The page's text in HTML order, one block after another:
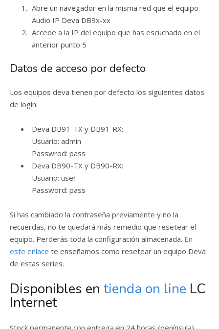
Abre un navegador en la misma red que el equipo
Audio IP Deva DB9x-xx
Accede a la IP del equipo que has escuchado en el
anterior punto 5
Datos de acceso por defecto
Los equipos deva tienen por defecto los siguientes datos
de login:
Deva DB91-TX y DB91-RX:
Usuario: admin
Passwrod: pass
Deva DB90-TX y DB90-RX:
Usuario: user
Password: pass
Si has cambiado la contraseña previamente y no la
recuerdas, no te quedará más remedio que resetear el
equipo. Perderás toda la configuración almacenada. En
este enlace te enseñamos como resetear un equipo Deva
de estas series.
Disponibles en tienda on line LC
Internet